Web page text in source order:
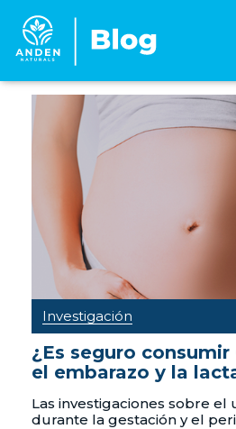
Investigación
¿Es seguro
el embarazo y la
Las investigaciones sobre el
durante la gestación y el